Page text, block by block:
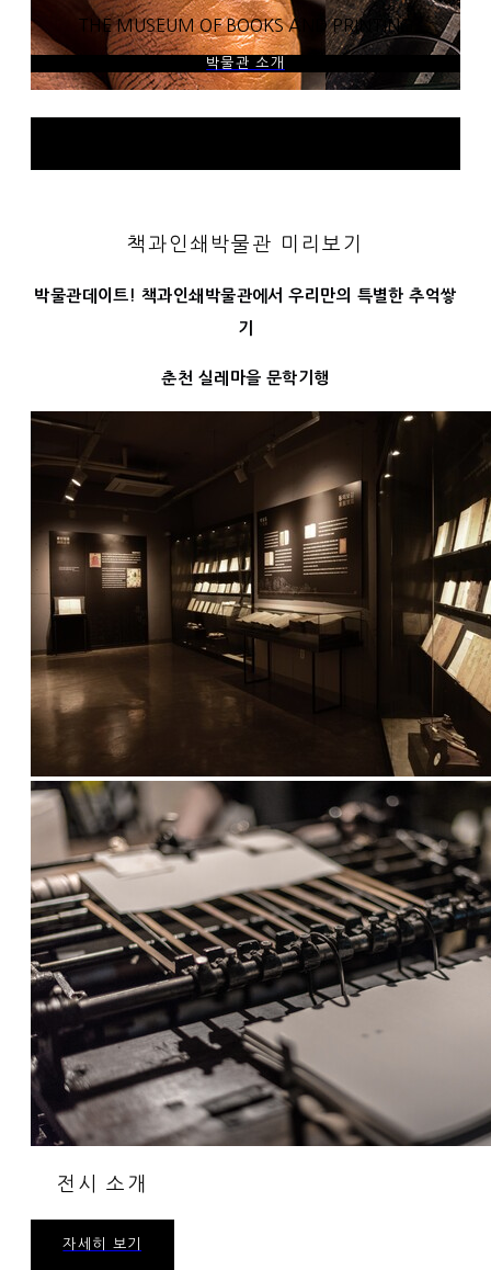
THE MUSEUM OF BOOKS AND PRINTING
박물관 소개
책과인쇄박물관 미리보기
박물관데이트! 책과인쇄박물관에서 우리만의 특별한 추억쌓
기
춘천 실레마을 문학기행
전시 소개
자세히 보기